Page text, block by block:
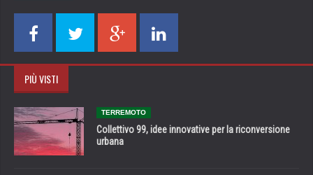
PIÙ VISTI
TERREMOTO
Collettivo 99, idee innovative per la riconversione
urbana